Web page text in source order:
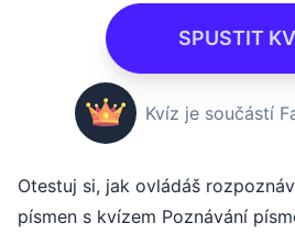
SPUSTIT
Kvíz je součástí
Otestuj si, jak ovládáš
písmen s kvízem Poznávání